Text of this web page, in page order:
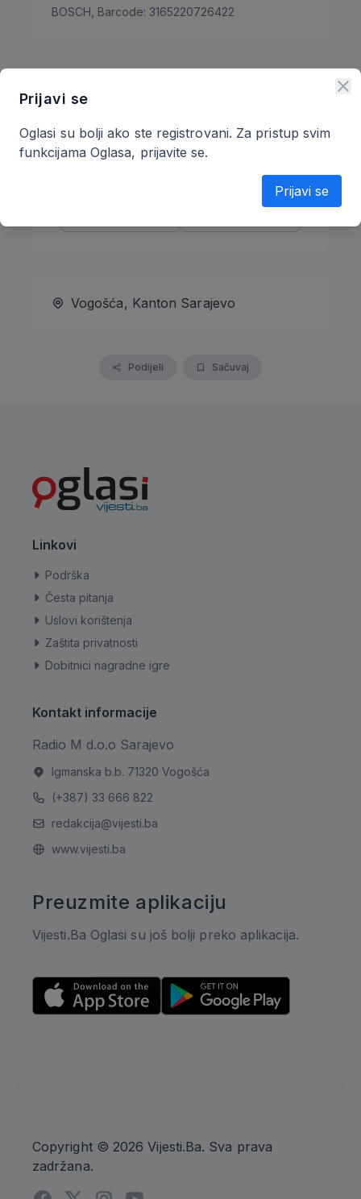
BOSCH, Barcode: 3165220726422
Pravno lice
Vogošća, Kanton Sarajevo
Podijeli Sačuvaj
Prijavi se
Oglasi su bolji ako ste registrovani. Za pristup svim
funkcijama Oglasa, prijavite se.
Prijavi se
Linkovi
Podrška
Česta pitanja
Uslovi korištenja
Zaštita privatnosti
Dobitnici nagradne igre
Kontakt informacije
Radio M d.o.o Sarajevo
Igmanska b.b. 71320 Vogošća
(+387) 33 666 822
redakcija@vijesti.ba
www.vijesti.ba
Preuzmite aplikaciju
Vijesti.Ba Oglasi su još bolji preko aplikacija.
Copyright © 2026 Vijesti.Ba. Sva prava
zadržana.